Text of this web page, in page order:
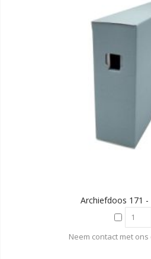
Archiefdoos 171 -
Neem contact met